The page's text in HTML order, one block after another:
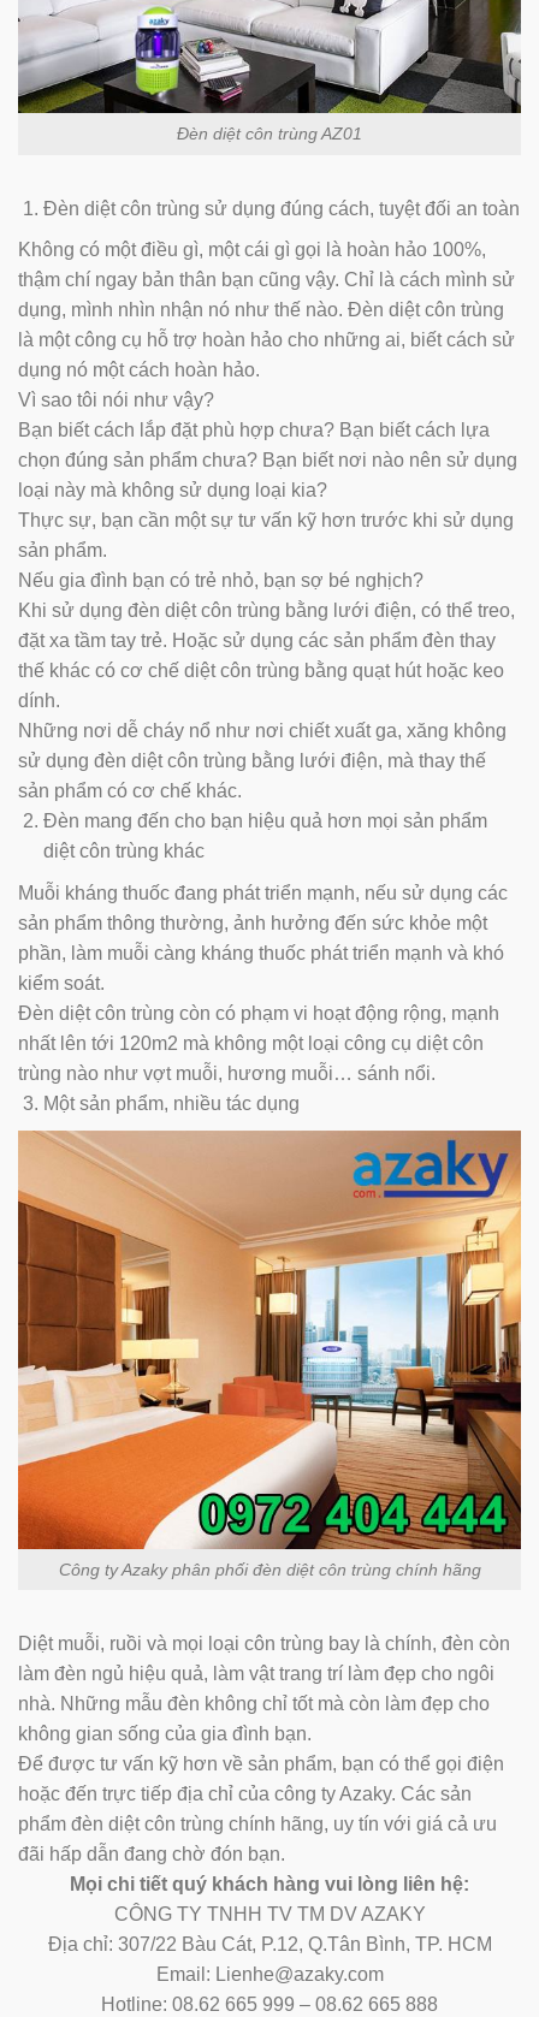
Đèn diệt côn trùng AZ01
Đèn diệt côn trùng sử dụng đúng cách, tuyệt đối an toàn
Không có một điều gì, một cái gì gọi là hoàn hảo 100%,
thậm chí ngay bản thân bạn cũng vậy. Chỉ là cách mình sử
dụng, mình nhìn nhận nó như thế nào. Đèn diệt côn trùng
là một công cụ hỗ trợ hoàn hảo cho những ai, biết cách sử
dụng nó một cách hoàn hảo.
Vì sao tôi nói như vậy?
Bạn biết cách lắp đặt phù hợp chưa? Bạn biết cách lựa
chọn đúng sản phẩm chưa? Bạn biết nơi nào nên sử dụng
loại này mà không sử dụng loại kia?
Thực sự, bạn cần một sự tư vấn kỹ hơn trước khi sử dụng
sản phẩm.
Nếu gia đình bạn có trẻ nhỏ, bạn sợ bé nghịch?
Khi sử dụng đèn diệt côn trùng bằng lưới điện, có thể treo,
đặt xa tầm tay trẻ. Hoặc sử dụng các sản phẩm đèn thay
thế khác có cơ chế diệt côn trùng bằng quạt hút hoặc keo
dính.
Những nơi dễ cháy nổ như nơi chiết xuất ga, xăng không
sử dụng đèn diệt côn trùng bằng lưới điện, mà thay thế
sản phẩm có cơ chế khác.
Đèn mang đến cho bạn hiệu quả hơn mọi sản phẩm
diệt côn trùng khác
Muỗi kháng thuốc đang phát triển mạnh, nếu sử dụng các
sản phẩm thông thường, ảnh hưởng đến sức khỏe một
phần, làm muỗi càng kháng thuốc phát triển mạnh và khó
kiểm soát.
Đèn diệt côn trùng còn có phạm vi hoạt động rộng, mạnh
nhất lên tới 120m2 mà không một loại công cụ diệt côn
trùng nào như vợt muỗi, hương muỗi… sánh nổi.
Một sản phẩm, nhiều tác dụng
Công ty Azaky phân phối đèn diệt côn trùng chính hãng
Diệt muỗi, ruồi và mọi loại côn trùng bay là chính, đèn còn
làm đèn ngủ hiệu quả, làm vật trang trí làm đẹp cho ngôi
nhà. Những mẫu đèn không chỉ tốt mà còn làm đẹp cho
không gian sống của gia đình bạn.
Để được tư vấn kỹ hơn về sản phẩm, bạn có thể gọi điện
hoặc đến trực tiếp địa chỉ của công ty Azaky. Các sản
phẩm đèn diệt côn trùng chính hãng, uy tín với giá cả ưu
đãi hấp dẫn đang chờ đón bạn.
Mọi chi tiết quý khách hàng vui lòng liên hệ:
CÔNG TY TNHH TV TM DV AZAKY
Địa chỉ: 307/22 Bàu Cát, P.12, Q.Tân Bình, TP. HCM
Email: Lienhe@azaky.com
Hotline: 08.62 665 999 – 08.62 665 888